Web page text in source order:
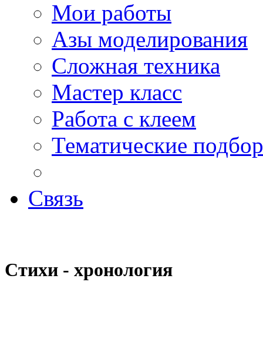
Мои работы
Азы моделирования
Сложная техника
Мастер класс
Работа с клеем
Тематические
Связь
Стихи - хронология